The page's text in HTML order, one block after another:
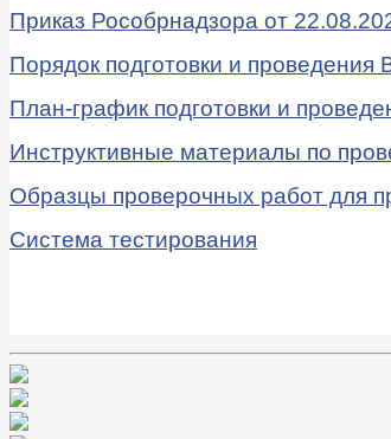
Приказ Рособрнадзора от
Порядок подготовки и
План-график подготовки и
Инструктивные материалы по
Образцы проверочных работ для
Cистема тестирования